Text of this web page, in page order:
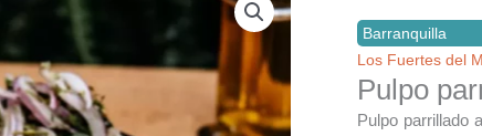
Barranquilla
Los Fuertes del
Pulpo
Pulpo parrillado